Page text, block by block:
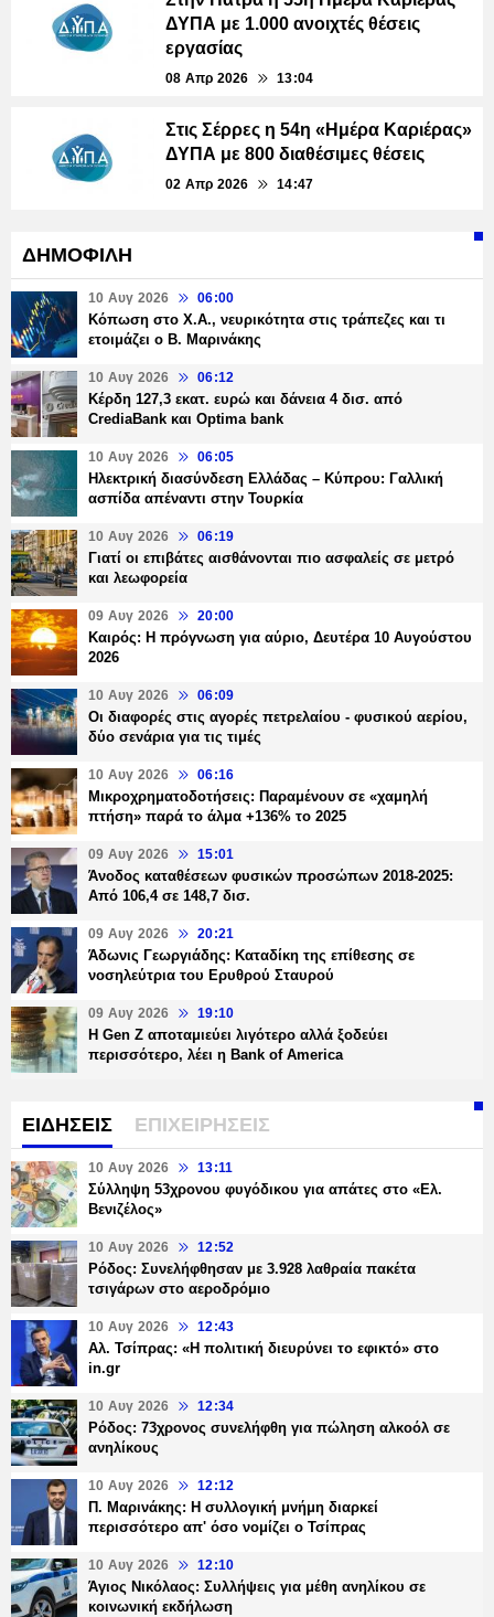
ΔΥΠΑ με 1.000 ανοιχτές θέσεις
εργασίας
08 Απρ 2026 13:04
Στις Σέρρες η 54η «Ημέρα Καριέρας»
ΔΥΠΑ με 800 διαθέσιμες θέσεις
02 Απρ 2026 14:47
ΔΗΜΟΦΙΛΗ
10 Αυγ 2026 06:00
Κόπωση στο Χ.Α., νευρικότητα στις τράπεζες και τι
ετοιμάζει ο Β. Μαρινάκης
10 Αυγ 2026 06:12
Κέρδη 127,3 εκατ. ευρώ και δάνεια 4 δισ. από
CrediaBank και Optima bank
10 Αυγ 2026 06:05
Ηλεκτρική διασύνδεση Ελλάδας – Κύπρου: Γαλλική
ασπίδα απέναντι στην Τουρκία
10 Αυγ 2026 06:19
Γιατί οι επιβάτες αισθάνονται πιο ασφαλείς σε μετρό
και λεωφορεία
09 Αυγ 2026 20:00
Καιρός: Η πρόγνωση για αύριο, Δευτέρα 10 Αυγούστου
2026
10 Αυγ 2026 06:09
Οι διαφορές στις αγορές πετρελαίου - φυσικού αερίου,
δύο σενάρια για τις τιμές
10 Αυγ 2026 06:16
Μικροχρηματοδοτήσεις: Παραμένουν σε «χαμηλή
πτήση» παρά το άλμα +136% το 2025
09 Αυγ 2026 15:01
Άνοδος καταθέσεων φυσικών προσώπων 2018-2025:
Από 106,4 σε 148,7 δισ.
09 Αυγ 2026 20:21
Άδωνις Γεωργιάδης: Καταδίκη της επίθεσης σε
νοσηλεύτρια του Ερυθρού Σταυρού
09 Αυγ 2026 19:10
Η Gen Z αποταμιεύει λιγότερο αλλά ξοδεύει
περισσότερο, λέει η Bank of America
ΕΙΔΗΣΕΙΣ ΕΠΙΧΕΙΡΗΣΕΙΣ
10 Αυγ 2026 13:11
Σύλληψη 53χρονου φυγόδικου για απάτες στο «Ελ.
Βενιζέλος»
10 Αυγ 2026 12:52
Ρόδος: Συνελήφθησαν με 3.928 λαθραία πακέτα
τσιγάρων στο αεροδρόμιο
10 Αυγ 2026 12:43
Αλ. Τσίπρας: «Η πολιτική διευρύνει το εφικτό» στο
in.gr
10 Αυγ 2026 12:34
Ρόδος: 73χρονος συνελήφθη για πώληση αλκοόλ σε
ανηλίκους
10 Αυγ 2026 12:12
Π. Μαρινάκης: Η συλλογική μνήμη διαρκεί
περισσότερο απ' όσο νομίζει ο Τσίπρας
10 Αυγ 2026 12:10
Άγιος Νικόλαος: Συλλήψεις για μέθη ανηλίκου σε
κοινωνική εκδήλωση